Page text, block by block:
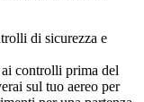
di sicurezza e
controlli prima del
sul tuo aereo per